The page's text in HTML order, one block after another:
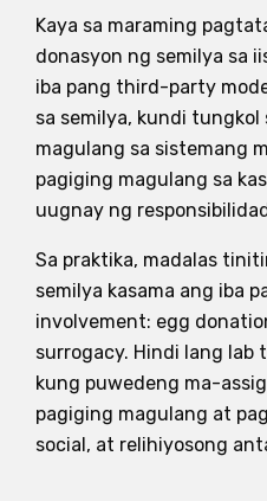
Kaya sa maraming
donasyon ng semilya sa
iba pang third-party
sa semilya, kundi tungkol
magulang sa sistemang
pagiging magulang sa
uugnay ng
Sa praktika, madalas
semilya kasama ang iba
involvement: egg
surrogacy. Hindi lang lab
kung puwedeng ma-
pagiging magulang at
social, at relihiyosong